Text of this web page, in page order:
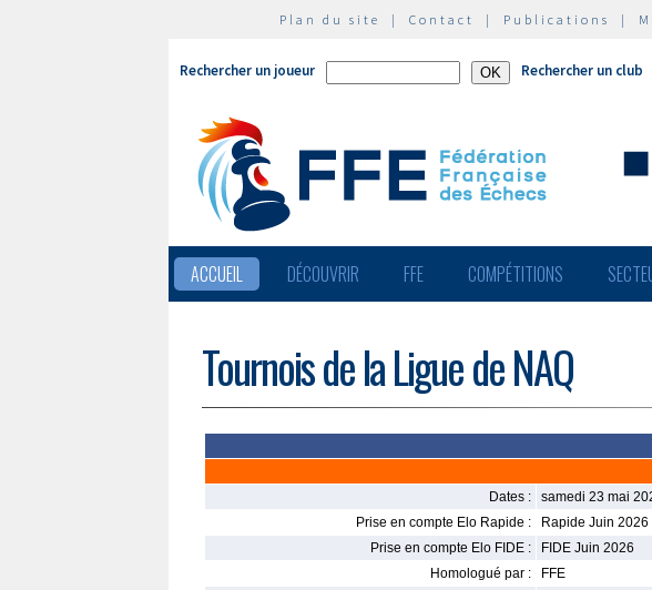
Plan du site | Contact | Publications |
Rechercher un joueur Rechercher un club
ACCUEIL DÉCOUVRIR FFE COMPÉTITIONS
Tournois de la Ligue de NAQ
Dates :
samedi 23 mai
Prise en compte Elo Rapide :
Rapide Juin 2026
Prise en compte Elo FIDE :
FIDE Juin 2026
Homologué par :
FFE